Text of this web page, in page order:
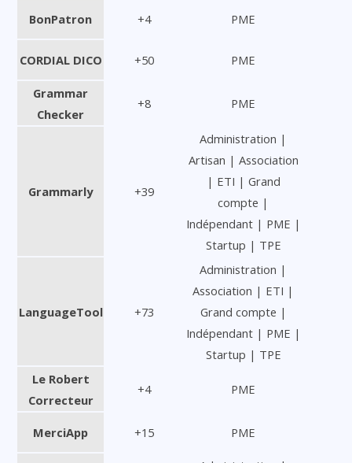
BonPatron +4 PME
CORDIAL DICO +50 PME
Grammar
Checker
+8 PME
Grammarly +39
Administration |
Artisan | Association
| ETI | Grand
compte |
Indépendant | PME |
Startup | TPE
LanguageTool +73
Administration |
Association | ETI |
Grand compte |
Indépendant | PME |
Startup | TPE
Le Robert
Correcteur
+4 PME
MerciApp +15 PME